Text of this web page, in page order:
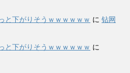
と下がりそうｗｗｗｗｗｗ に 钻网
と下がりそうｗｗｗｗｗｗ に